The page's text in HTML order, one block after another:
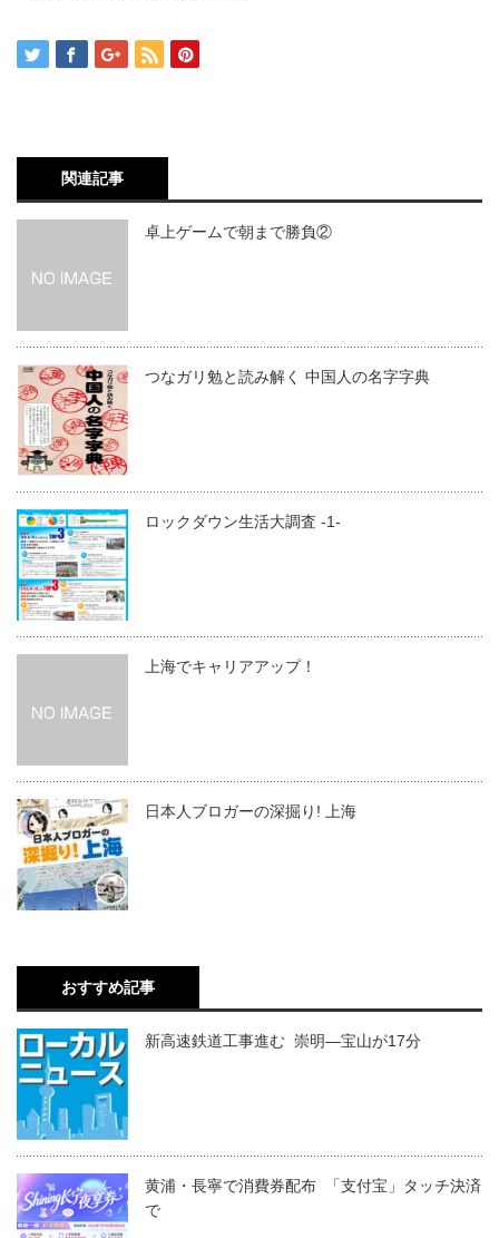
関連記事
卓上ゲームで朝まで勝負②
つなガリ勉と読み解く 中国人の名字字典
ロックダウン生活大調査 -1-
上海でキャリアアップ！
日本人ブロガーの深掘り! 上海
おすすめ記事
新高速鉄道工事進む 崇明―宝山が17分
黄浦・長寧で消費券配布 「支付宝」タッチ決済
で